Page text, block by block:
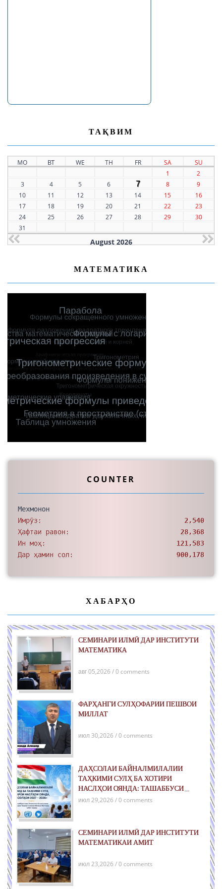
ТАҚВИМ
MO ВТ WE TH FR SA
SU
1
2
3
4 5 6 7 8
9
10
11 12 13 14 15
16
17
18 19 20 21 22
23
24
25 26 27 28 29
30
31
August 2026
МАТЕМАТИКА
COUNTER
Мехмонон
Имрӯз:
2,540
Ҳафтаи равон:
28,368
Ин моҳ:
121,583
Дар ҳамин сол:
900,178
ХАБАРҲО
СЕМИНАРИ ИЛМӢ ДАР ИНСТИТУТИ
МАТЕМАТИКА
авг 05,2026 / 0 comments
ФАРҲАНГИ СУЛҲОФАРИИ ПЕШВОИ
МИЛЛАТ
июл 30,2026 / 0 comments
ДАҲСОЛАИ БАЙНАЛМИЛАЛИИ
ТАҲКИМИ СУЛҲ БА ХОТИРИ
НАСЛҲОИ ОЯНДА: ТАШАББУСИ
ҶАҲОНИИ ҶУМҲУРИИ ТОҶИКИСТОН
июл 29,2026 / 0 comments
СЕМИНАРИ ИЛМӢ ДАР ИНСТИТУТИ
МАТЕМАТИКАИ АМИТ
июл 23,2026 / 0 comments